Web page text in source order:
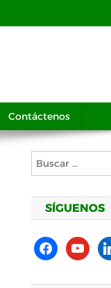
Contáctenos
SÍGUENOS
facebookyoutube